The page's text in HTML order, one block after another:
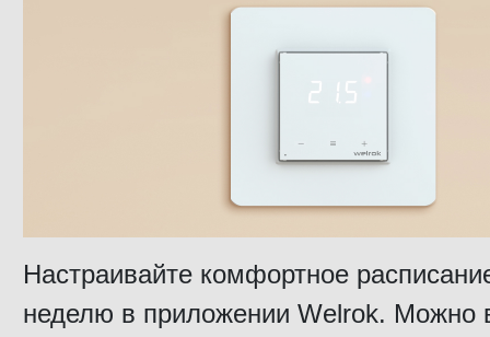
Настраивайте комфортное
неделю в приложении Welrok. Можно